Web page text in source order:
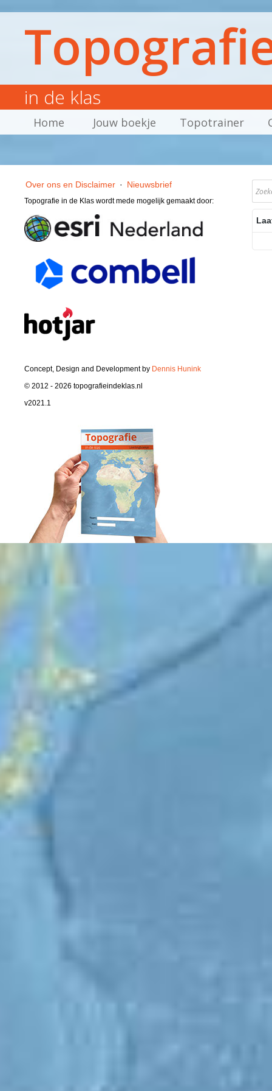
in de klas
Home Jouw boekje Topotrainer
Over ons en Disclaimer · Nieuwsbrief
Topografie in de Klas wordt mede mogelijk gemaakt door:
Concept, Design and Development by Dennis Hunink
© 2012 - 2026 topografieindeklas.nl
v2021.1